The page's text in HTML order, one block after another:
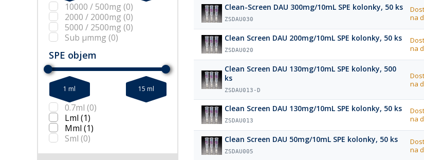
10000 / 500mg (0)
2000 / 2000mg (0)
5000 / 2500mg (0)
Sub µmmg (0)
SPE objem
1 ml 15 ml
0.7ml (0)
Lml (1)
Mml (1)
Sml (0)
Clean-Screen DAU 300mg/10mL SPE kolonky, 50 ks
ZSDAU030
na
Clean Screen DAU 200mg/10mL SPE kolonky, 50 ks
ZSDAU020
na
Clean Screen DAU 130mg/10mL SPE kolonky, 500
ks
ZSDAU013-D
na
Clean Screen DAU 130mg/10mL SPE kolonky, 50 ks
ZSDAU013
na
Clean Screen DAU 50mg/10mL SPE kolonky, 50 ks
ZSDAU005
na